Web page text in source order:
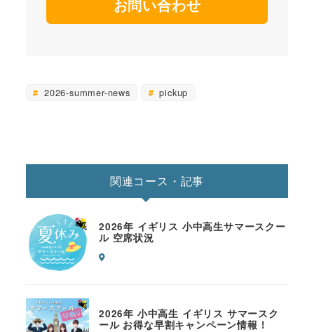
お問い合わせ
2026-summer-news pickup
関連コース・記事
2026年 イギリス 小中高生サマースクー
ル 空席状況
2026年 小中高生 イギリス サマースク
ール お得な早割キャンペーン情報！